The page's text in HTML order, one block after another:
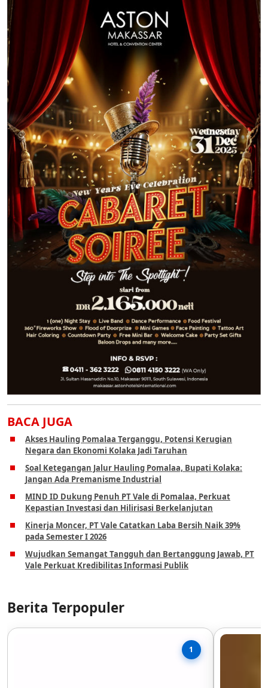
BACA JUGA
Akses Hauling Pomalaa Terganggu, Potensi Kerugian
Negara dan Ekonomi Kolaka Jadi Taruhan
Soal Ketegangan Jalur Hauling Pomalaa, Bupati Kolaka:
Jangan Ada Premanisme Industrial
MIND ID Dukung Penuh PT Vale di Pomalaa, Perkuat
Kepastian Investasi dan Hilirisasi Berkelanjutan
Kinerja Moncer, PT Vale Catatkan Laba Bersih Naik 39%
pada Semester I 2026
Wujudkan Semangat Tangguh dan Bertanggung Jawab, PT
Vale Perkuat Kredibilitas Informasi Publik
Berita Terpopuler
1